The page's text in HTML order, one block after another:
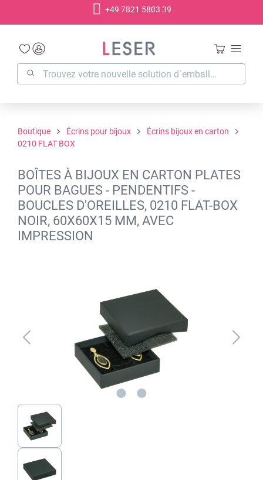
+49 7821 5803 39
Boutique Écrins pour bijoux
Écrins bijoux en carton
0210 FLAT BOX
BOÎTES À BIJOUX EN CARTON PLATES
POUR BAGUES - PENDENTIFS -
BOUCLES D'OREILLES, 0210 FLAT-BOX
NOIR, 60X60X15 MM, AVEC
IMPRESSION